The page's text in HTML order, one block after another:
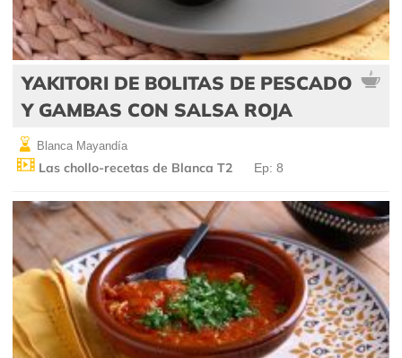
YAKITORI DE BOLITAS DE PESCADO
Y GAMBAS CON SALSA ROJA
Blanca Mayandía
Las chollo-recetas de Blanca T2 Ep: 8